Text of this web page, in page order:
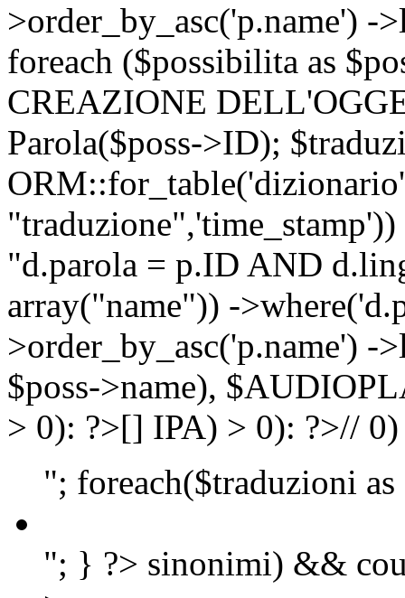
>order_by_asc('p.name')
foreach ($possibilita as
CREAZIONE
Parola($poss->ID);
"d.parola = p.ID AND
array("name")) -
>order_by_asc('p.name')
$poss->name),
> 0): ?>[] IPA) > 0): ?>//
"; foreach($traduzioni
"; } ?> sinonimi) &&